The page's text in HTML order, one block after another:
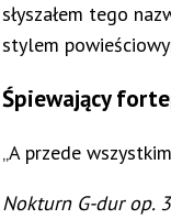
słyszałem tego
stylem
Śpiewający
„A przede
Nokturn G-dur op.